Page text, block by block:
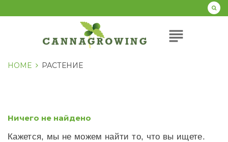
к
subject
HOME РАСТЕНИЕ
Ничего не найдено
Кажется, мы не можем найти то, что вы ищете.